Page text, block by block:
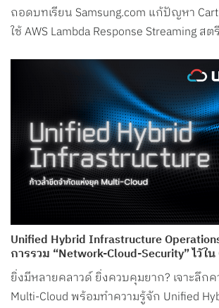
ถอดบทเรียน Samsung.com แก้ปัญหา
ใช้ AWS Lambda Response Streaming ส
Unified Hybrid Infrastructure
การรวม “Network-Cloud-Security” ไว้ใ
เดียว จาก UIH Cloud
ยิ่งมีหลายคลาวด์ ยิ่งควบคุมยาก? เจาะลึก
Multi-Cloud พร้อมทำความรู้จัก Unified